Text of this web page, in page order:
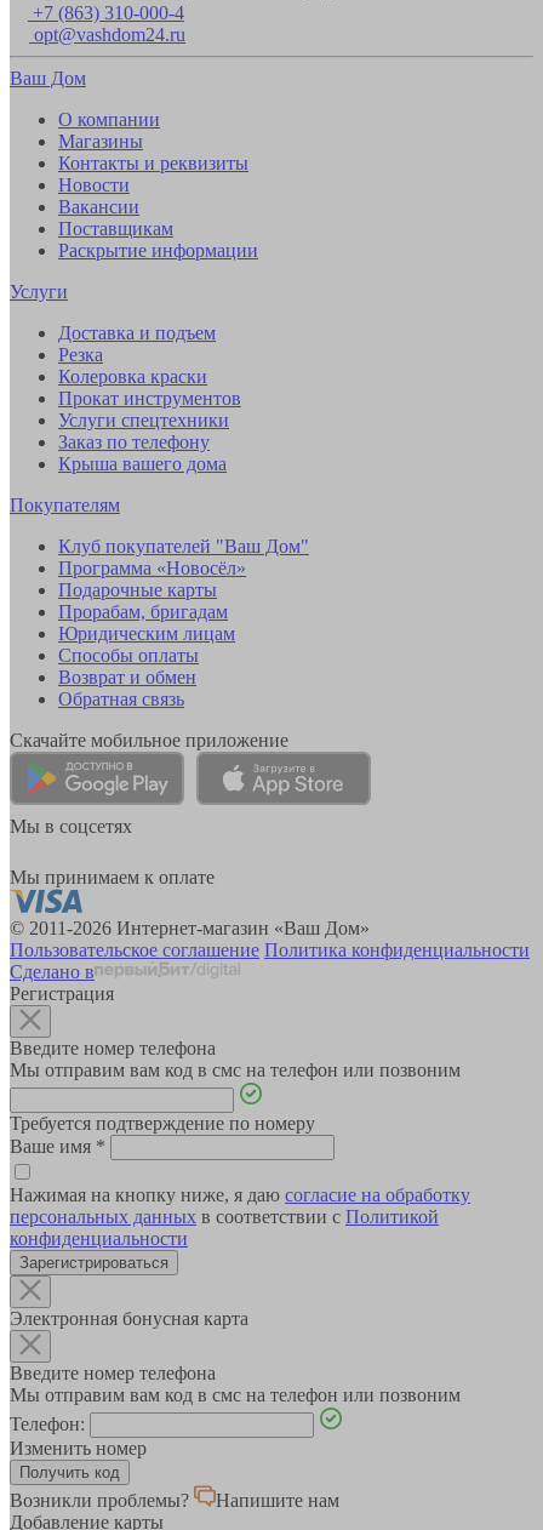
+7 (863) 310-000-4
opt@vashdom24.ru
Ваш Дом
О компании
Магазины
Контакты и реквизиты
Новости
Вакансии
Поставщикам
Раскрытие информации
Услуги
Доставка и подъем
Резка
Колеровка краски
Прокат инструментов
Услуги спецтехники
Заказ по телефону
Крыша вашего дома
Покупателям
Клуб покупателей "Ваш Дом"
Программа «Новосёл»
Подарочные карты
Прорабам, бригадам
Юридическим лицам
Способы оплаты
Возврат и обмен
Обратная связь
Скачайте мобильное приложение
Мы в соцсетях
Мы принимаем к оплате
© 2011-2026 Интернет-магазин «Ваш Дом»
Пользовательское соглашение Политика конфиденциальности
Сделано в
Регистрация
Введите номер телефона
Мы отправим вам код в смс на телефон или позвоним
Требуется подтверждение по номеру
Ваше имя *
Нажимая на кнопку ниже, я даю согласие на обработку
персональных данных в соответствии с Политикой
конфиденциальности
Зарегистрироваться
Электронная бонусная карта
Введите номер телефона
Мы отправим вам код в смс на телефон или позвоним
Телефон:
Изменить номер
Возникли проблемы?
Напишите нам
Добавление карты